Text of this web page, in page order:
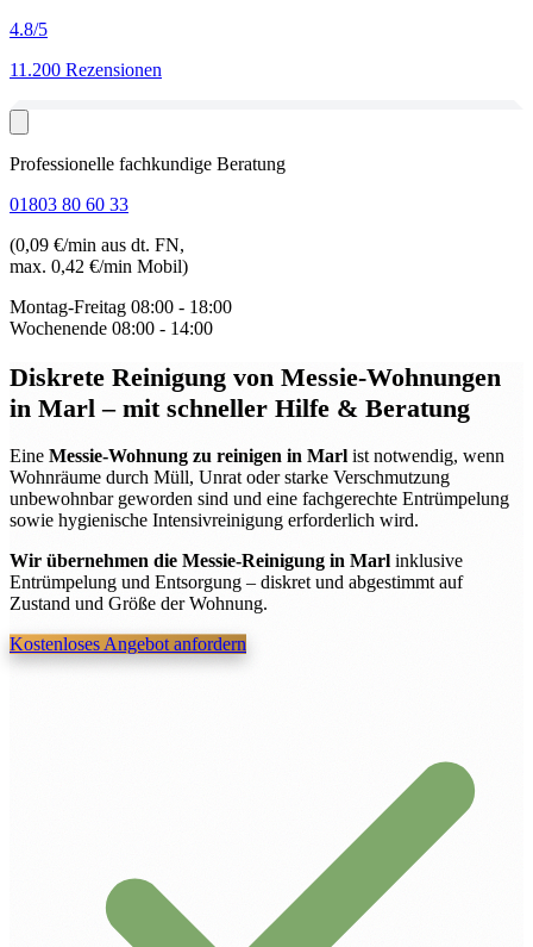
4.8/5
11.200 Rezensionen
Professionelle fachkundige Beratung
01803 80 60 33
(0,09 €/min aus dt. FN,
max. 0,42 €/min Mobil)
Montag-Freitag 08:00 - 18:00
Wochenende 08:00 - 14:00
Diskrete Reinigung von Messie-Wohnungen
in Marl– mit schneller Hilfe & Beratung
Eine Messie-Wohnung zu reinigen in Marl ist notwendig, wenn
Wohnräume durch Müll, Unrat oder starke Verschmutzung
unbewohnbar geworden sind und eine fachgerechte Entrümpelung
sowie hygienische Intensivreinigung erforderlich wird.
Wir übernehmen die Messie-Reinigung in Marl inklusive
Entrümpelung und Entsorgung – diskret und abgestimmt auf
Zustand und Größe der Wohnung.
Kostenloses Angebot anfordern